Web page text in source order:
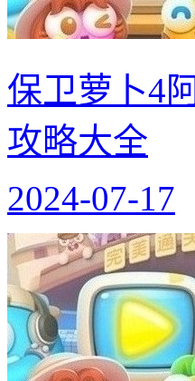
保卫萝卜4
攻略大全
2024-07-17